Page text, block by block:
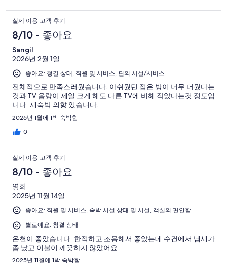
실제 이용 고객 후기
8/10 - 좋아요
Sangil
2026년 2월 1일
좋아요: 청결 상태, 직원 및 서비스, 편의 시설/서비스
전체적으로 만족스러웠습니다. 아쉬웠던 점은 방이 너무 더웠다는
것과 TV 음량이 제일 크게 해도 다른 TV에 비해 작았다는것 정도입
니다. 재숙박 의향 있습니다.
2026년 1월에 1박 숙박함
0
실제 이용 고객 후기
8/10 - 좋아요
영희
2025년 11월 14일
좋아요: 직원 및 서비스, 숙박 시설 상태 및 시설, 객실의 편안함
별로예요: 청결 상태
온천이 좋았습니다. 한적하고 조용해서 좋았는데 수건에서 냄새가
좀 났고 이불이 깨끗하지 않았어요
2025년 11월에 1박 숙박함